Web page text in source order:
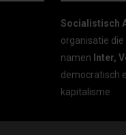
Socialistisch
organisatie
namen Inter,
democratisch
kapitalisme